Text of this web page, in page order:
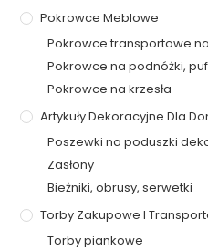
Pokrowce Meblowe
Pokrowce transportowe
Pokrowce na podnóżki,
Pokrowce na krzesła
Artykuły Dekoracyjne Dla
Poszewki na poduszki
Zasłony
Bieżniki, obrusy, serwetki
Torby Zakupowe I
Torby piankowe